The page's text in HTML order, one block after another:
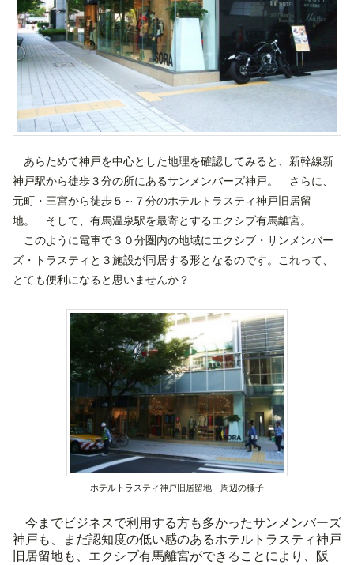
あらためて神戸を中心とした地理を確認してみると、新幹線新
神戸駅から徒歩３分の所にあるサンメンバーズ神戸。 さらに、
元町・三宮から徒歩５～７分のホテルトラスティ神戸旧居留
地。 そして、有馬温泉駅を最寄とするエクシブ有馬離宮。
このように電車で３０分圏内の地域にエクシブ・サンメンバー
ズ・トラスティと３施設が同居する形となるのです。これって、
とても便利になると思いませんか？
ホテルトラスティ神戸旧居留地 周辺の様子
今までビジネスで利用する方も多かったサンメンバーズ
神戸も、まだ認知度の低い感のあるホテルトラスティ神戸
旧居留地も、エクシブ有馬離宮ができることにより、阪